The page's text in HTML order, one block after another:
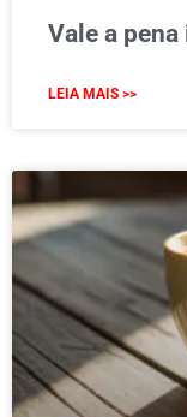
Vale a
LEIA MAIS >>